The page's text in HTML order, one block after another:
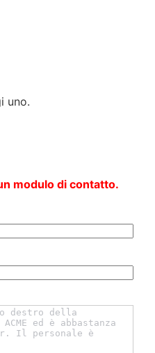
uno.
modulo di contatto.